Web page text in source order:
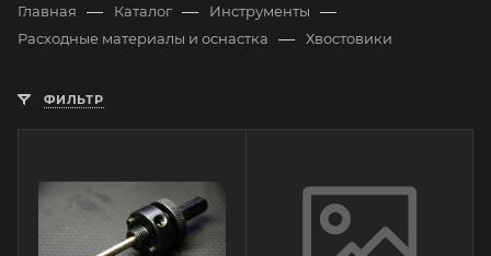
Главная — Каталог — Инструменты —
Расходные материалы и оснастка — Хвостовики
ФИЛЬТР